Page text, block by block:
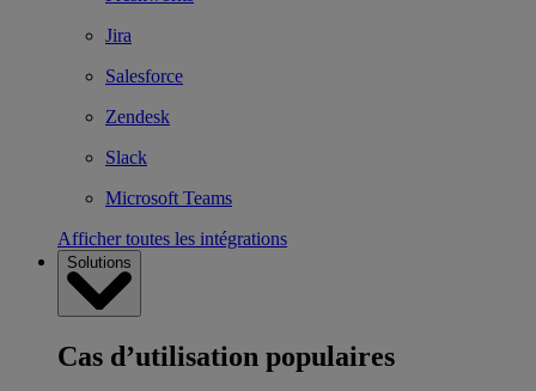
Jira
Salesforce
Zendesk
Slack
Microsoft Teams
Afficher toutes les intégrations
Solutions
Cas d’utilisation populaires